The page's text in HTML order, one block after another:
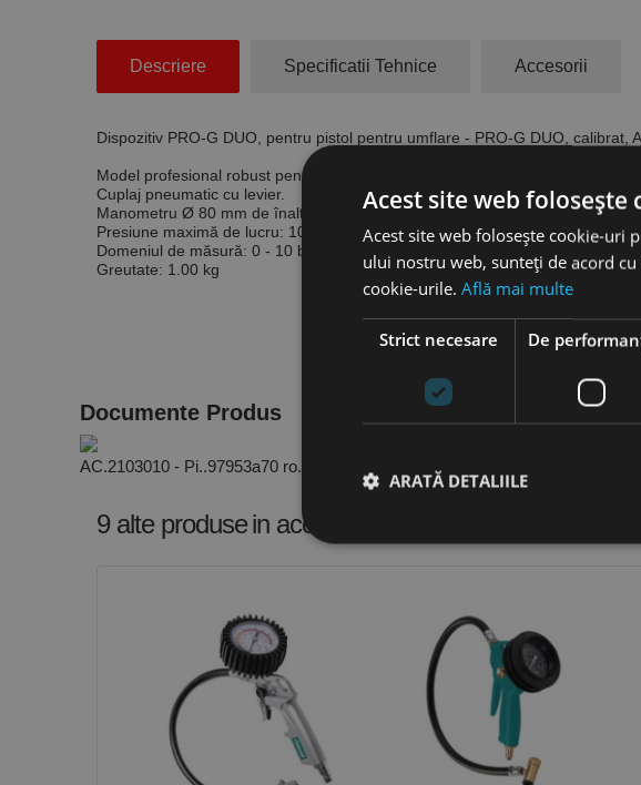
Descriere Specificatii Tehnice Accesorii
Dispozitiv PRO-G DUO, pentru pistol pentru umflare - PRO-G DUO, calibrat,
Model profesional robust pentru stații de benzină și ateliere.
Cuplaj pneumatic cu levier.
Manometru Ø 80 mm de înaltă calitate, cu scală dublă pentru 2 domenii de
Presiune maximă de lucru: 10 bar
Domeniul de măsură: 0 - 10 bar
Greutate: 1.00 kg
Documente Produs
AC.2103010 - Pi..97953a70 ro.PDF
9 alte produsein aceeasi categorie
Acest site web folosește
Acest site web folosește cookie-uri
ului nostru web, sunteți de acord
cookie-urile. Află mai multe
Strict necesare De
ARATĂ DETALIILE
Cookie-urile strict necesare permit
contului. Site-ul web nu poate fi utilizat
Furnizor /
Domeniu
CookieScriptConsent